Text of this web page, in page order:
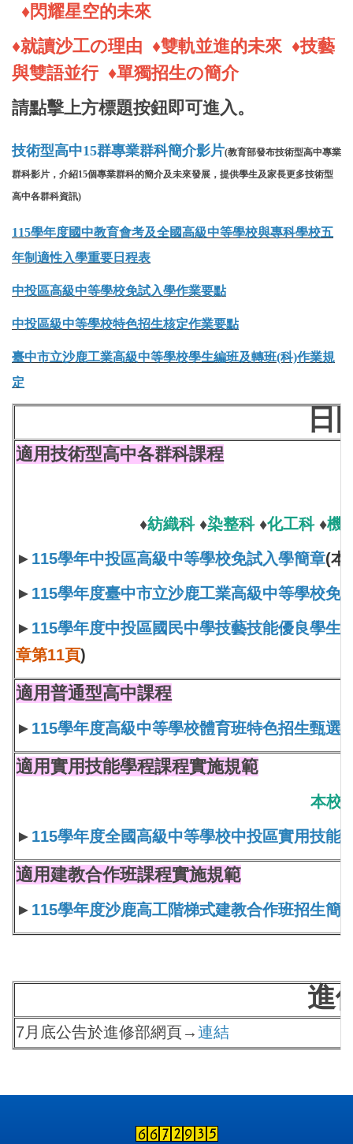
♦閃耀星空的未來
♦就讀沙工の理由 ♦雙軌並進的未來 ♦技藝
與雙語並行 ♦單獨招生の簡介
請點擊上方標題按鈕即可進入。
技術型高中15群專業群科簡介影片(教育部發布技術型高中專業
群科影片，介紹15個專業群科的簡介及未來發展，提供學生及家長更多技術型
高中各群科資訊)
115學年度國中教育會考及全國高級中等學校與專科學校五
年制適性入學重要日程表
中投區高級中等學校免試入學作業要點
中投區級中等學校特色招生核定作業要點
臺中市立沙鹿工業高級中等學校學生編班及轉班(科)作業規
定
日
適用技術型高中各群科課程
♦紡織科♦染整科♦化工科♦機
► 115學年中投區高級中等學校免試入學簡章(本
► 115學年度臺中市立沙鹿工業高級中等學校免
► 115學年度中投區國民中學技藝技能優良學生
章第11頁)
適用普通型高中課程
► 115學年度高級中等學校體育班特色招生甄選
適用實用技能學程課程實施規範
本校
► 115學年度全國高級中等學校中投區實用技能
適用建教合作班課程實施規範
► 115學年度沙鹿高工階梯式建教合作班招生簡
進
7月底公告於進修部網頁→連結